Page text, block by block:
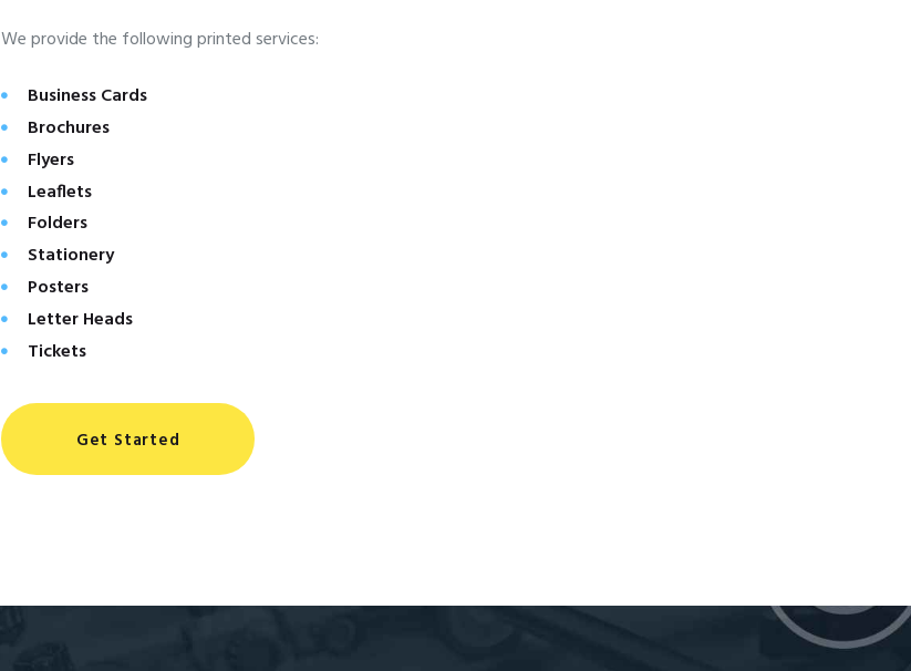
We provide the following printed services:
Business Cards
Brochures
Flyers
Leaflets
Folders
Stationery
Posters
Letter Heads
Tickets
Get Started